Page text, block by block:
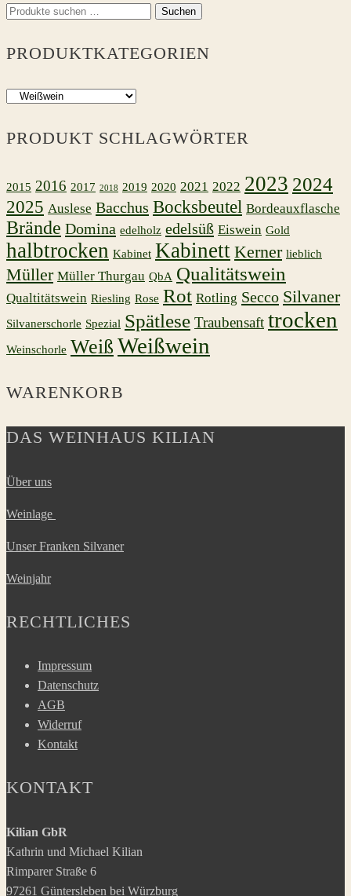
Suchen
Suchen
PRODUKTKATEGORIEN
PRODUKT SCHLAGWÖRTER
2015 2016 2017 2018 2019 2020 2021 2022 2023 2024
2025 Auslese Bacchus Bocksbeutel Bordeauxflasche
Brände Domina edelholz edelsüß Eiswein Gold
halbtrocken Kabinet Kabinett Kerner lieblich
Müller Müller Thurgau QbA Qualitätswein
Qualtitätswein Riesling Rose Rot Rotling Secco Silvaner
Silvanerschorle Spezial Spätlese Traubensaft trocken
Weinschorle Weiß Weißwein
WARENKORB
DAS WEINHAUS KILIAN
Über uns
Weinlage
Unser Franken Silvaner
Weinjahr
RECHTLICHES
Impressum
Datenschutz
AGB
Widerruf
Kontakt
KONTAKT
Kilian GbR
Kathrin und Michael Kilian
Rimparer Straße 6
97261 Güntersleben bei Würzburg